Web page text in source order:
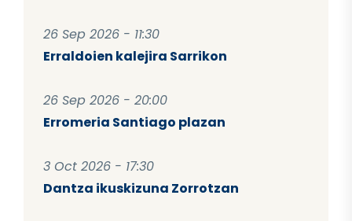
26 Sep 2026 - 11:30
Erraldoien kalejira Sarrikon
26 Sep 2026 - 20:00
Erromeria Santiago plazan
3 Oct 2026 - 17:30
Dantza ikuskizuna Zorrotzan